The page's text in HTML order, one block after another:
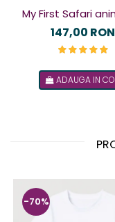
My First Safari
Joc magnetic
147,00 RON
ADAUGA IN
-70%